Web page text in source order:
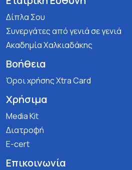
Δίπλα Σου
Συνεργάτες από γενιά σε γενιά
Ακαδημία Χαλκιαδάκης
Βοήθεια
Όροι χρήσης Xtra Card
Χρήσιμα
Media Kit
Διατροφή
E-cert
Επικοινωνία